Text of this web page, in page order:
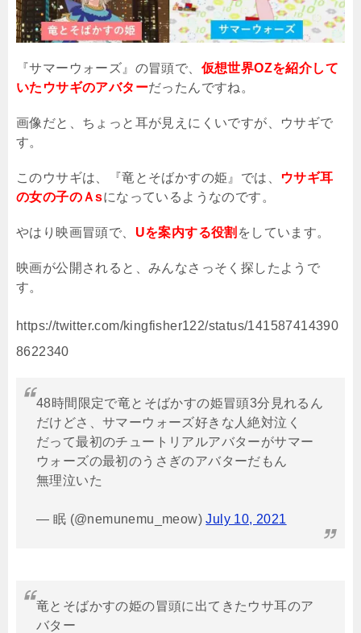
『サマーウォーズ』の冒頭で、 仮想世界OZを紹介して
いたウサギのアバターだったんですね。
画像だと、ちょっと耳が見えにくいですが、ウサギで
す。
このウサギは、『竜とそばかすの姫』では、
ウサギ耳
の女の子のＡsになっているようなのです。
やはり映画冒頭で、 Uを案内する役割 をしています。
映画が公開されると、みんなさっそく探したようで
す。
https://twitter.com/kingfisher122/status/141587414390
8622340
48時間限定で竜とそばかすの姫冒頭3分見れるん
だけどさ、サマーウォーズ好きな人絶対泣く
だって最初のチュートリアルアバターがサマー
ウォーズの最初のうさぎのアバターだもん
無理泣いた
— 眠 (@nemunemu_meow)July 10, 2021
竜とそばかすの姫の冒頭に出てきたウサ耳のア
バター